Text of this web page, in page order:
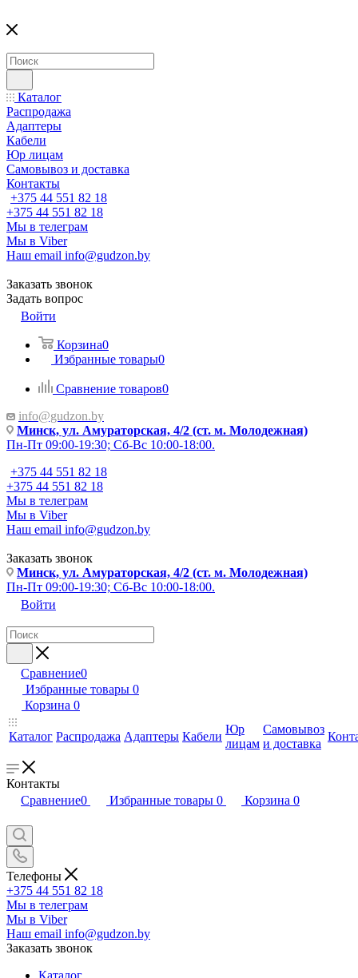
Каталог
Распродажа
Адаптеры
Кабели
Юр лицам
Самовывоз и доставка
Контакты
+375 44 551 82 18
+375 44 551 82 18
Мы в телеграм
Мы в Viber
Наш email info@gudzon.by
Заказать звонок
Задать вопрос
Войти
Корзина0
Избранные товары0
Сравнение товаров0
info@gudzon.by
Минск, ул. Амураторская, 4/2 (ст. м. Молодежная)
Пн-Пт 09:00-19:30; Сб-Вс 10:00-18:00.
+375 44 551 82 18
+375 44 551 82 18
Мы в телеграм
Мы в Viber
Наш email info@gudzon.by
Заказать звонок
Минск, ул. Амураторская, 4/2 (ст. м. Молодежная)
Пн-Пт 09:00-19:30; Сб-Вс 10:00-18:00.
Войти
Сравнение0
Избранные товары 0
Корзина 0
Каталог Распродажа Адаптеры Кабели
Юр
лицам
Самовывоз
и доставка
Контакты
Сравнение0 Избранные товары 0 Корзина 0
Телефоны
+375 44 551 82 18
Мы в телеграм
Мы в Viber
Наш email info@gudzon.by
Заказать звонок
Каталог